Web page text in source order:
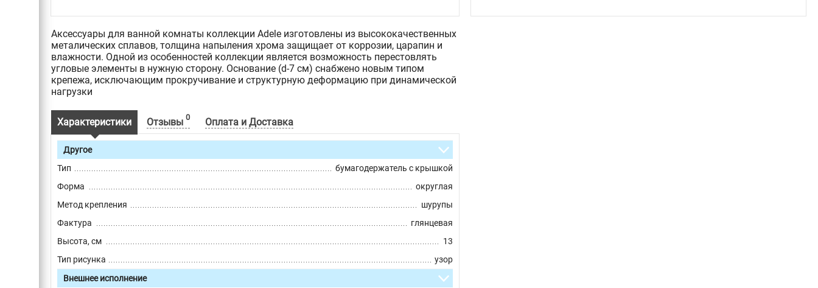
Аксессуары для ванной комнаты коллекции Adele изготовлены из высококачественных
металических сплавов, толщина напыления хрома защищает от коррозии, царапин и
влажности. Одной из особенностей коллекции является возможность перестовлять
угловые элементы в нужную сторону. Основание (d-7 см) снабжено новым типом
крепежа, исключающим прокручивание и структурную деформацию при динамической
нагрузки
Характеристики Отзывы 0 Оплата и Доставка
Другое
Тип
бумагодержатель с крышкой
Форма
округлая
Метод крепления
шурупы
Фактура
глянцевая
Высота, см
13
Тип рисунка
узор
Внешнее исполнение